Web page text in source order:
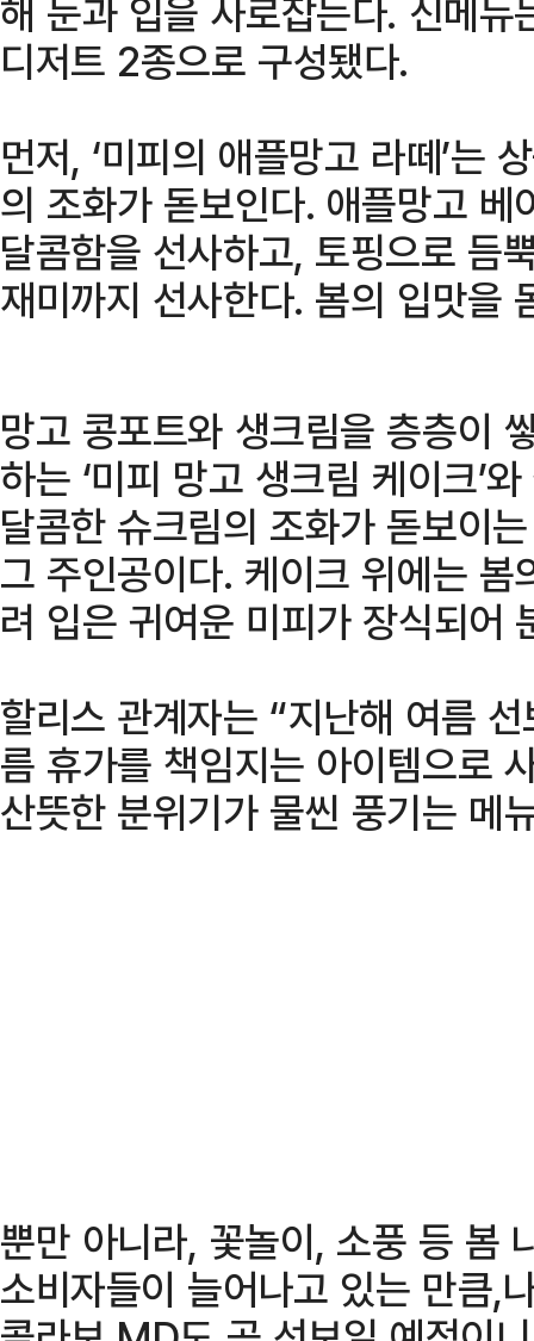
해 눈과 입을 사로잡는다. 신메
디저트 2종으로 구성됐다.
먼저, ‘미피의 애플망고 라떼’는
의 조화가 돋보인다. 애플망고
달콤함을 선사하고, 토핑으로 듬
재미까지 선사한다. 봄의 입맛을
망고 콩포트와 생크림을 층층이
하는 ‘미피 망고 생크림 케이크’
달콤한 슈크림의 조화가 돋보이
그 주인공이다. 케이크 위에는
려 입은 귀여운 미피가 장식되어
할리스 관계자는 “지난해 여름
름 휴가를 책임지는 아이템으로
산뜻한 분위기가 물씬 풍기는 메
뿐만 아니라, 꽃놀이, 소풍 등 봄
소비자들이 늘어나고 있는 만큼,